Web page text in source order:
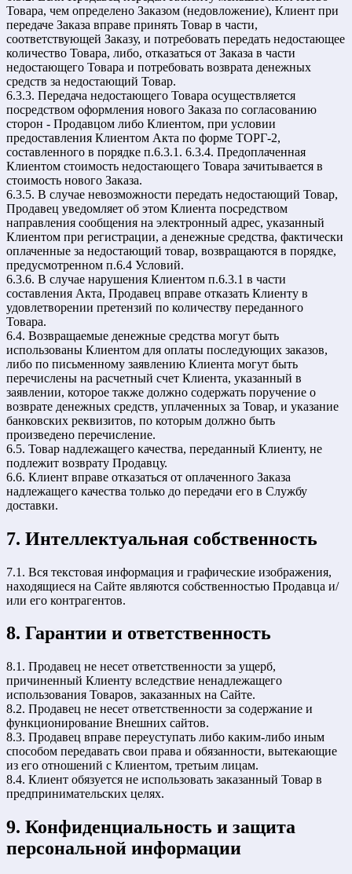
Товара, чем определено Заказом (недовложение), Клиент при
передаче Заказа вправе принять Товар в части,
соответствующей Заказу, и потребовать передать недостающее
количество Товара, либо, отказаться от Заказа в части
недостающего Товара и потребовать возврата денежных
средств за недостающий Товар.
6.3.3. Передача недостающего Товара осуществляется
посредством оформления нового Заказа по согласованию
сторон - Продавцом либо Клиентом, при условии
предоставления Клиентом Акта по форме ТОРГ-2,
составленного в порядке п.6.3.1. 6.3.4. Предоплаченная
Клиентом стоимость недостающего Товара зачитывается в
стоимость нового Заказа.
6.3.5. В случае невозможности передать недостающий Товар,
Продавец уведомляет об этом Клиента посредством
направления сообщения на электронный адрес, указанный
Клиентом при регистрации, а денежные средства, фактически
оплаченные за недостающий товар, возвращаются в порядке,
предусмотренном п.6.4 Условий.
6.3.6. В случае нарушения Клиентом п.6.3.1 в части
составления Акта, Продавец вправе отказать Клиенту в
удовлетворении претензий по количеству переданного
Товара.
6.4. Возвращаемые денежные средства могут быть
использованы Клиентом для оплаты последующих заказов,
либо по письменному заявлению Клиента могут быть
перечислены на расчетный счет Клиента, указанный в
заявлении, которое также должно содержать поручение о
возврате денежных средств, уплаченных за Товар, и указание
банковских реквизитов, по которым должно быть
произведено перечисление.
6.5. Товар надлежащего качества, переданный Клиенту, не
подлежит возврату Продавцу.
6.6. Клиент вправе отказаться от оплаченного Заказа
надлежащего качества только до передачи его в Службу
доставки.
7. Интеллектуальная собственность
7.1. Вся текстовая информация и графические изображения,
находящиеся на Сайте являются собственностью Продавца и/
или его контрагентов.
8. Гарантии и ответственность
8.1. Продавец не несет ответственности за ущерб,
причиненный Клиенту вследствие ненадлежащего
использования Товаров, заказанных на Сайте.
8.2. Продавец не несет ответственности за содержание и
функционирование Внешних сайтов.
8.3. Продавец вправе переуступать либо каким-либо иным
способом передавать свои права и обязанности, вытекающие
из его отношений с Клиентом, третьим лицам.
8.4. Клиент обязуется не использовать заказанный Товар в
предпринимательских целях.
9. Конфиденциальность и защита
персональной информации